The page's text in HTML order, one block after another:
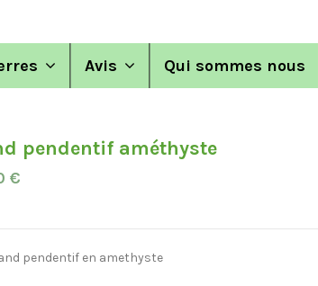
Avis Qui sommes nous
pendentif améthyste
€
pendentif en amethyste